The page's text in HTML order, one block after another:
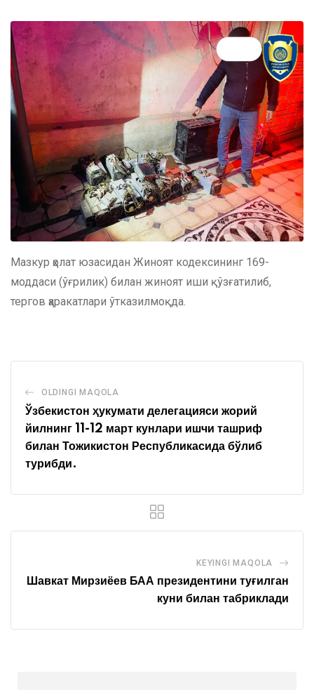
Мазкур ҳолат юзасидан Жиноят кодексининг 169-
моддаси (ўғрилик) билан жиноят иши қўзғатилиб,
тергов ҳаракатлари ўтказилмоқда.
OLDINGI MAQOLA
Ўзбекистон ҳукумати делегацияси жорий
йилнинг 11-12 март кунлари ишчи ташриф
билан Тожикистон Республикасида бўлиб
турибди.
KEYINGI MAQOLA
Шавкат Мирзиёев БАА президентини туғилган
куни билан табриклади